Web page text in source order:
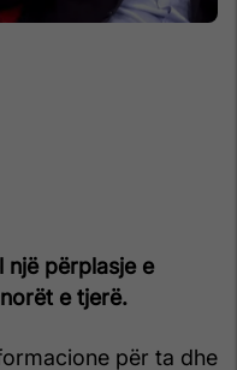
një përplasje e
e tjerë.
për ta dhe